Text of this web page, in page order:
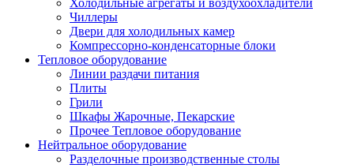
Холодильные агрегаты и воздухоохладители
Чиллеры
Двери для холодильных камер
Компрессорно-конденсаторные блоки
Тепловое оборудование
Линии раздачи питания
Плиты
Грили
Шкафы Жарочные, Пекарские
Прочее Тепловое оборудование
Нейтральное оборудование
Разделочные производственные столы